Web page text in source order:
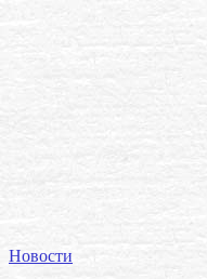
Новости